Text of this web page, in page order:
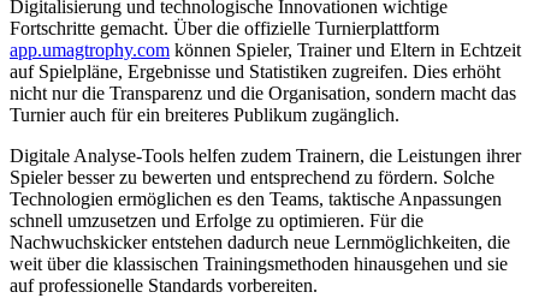
Digitalisierung und technologische Innovationen wichtige
Fortschritte gemacht. Über die offizielle Turnierplattform
app.umagtrophy.com können Spieler, Trainer und Eltern in Echtzeit
auf Spielpläne, Ergebnisse und Statistiken zugreifen. Dies erhöht
nicht nur die Transparenz und die Organisation, sondern macht das
Turnier auch für ein breiteres Publikum zugänglich.
Digitale Analyse-Tools helfen zudem Trainern, die Leistungen ihrer
Spieler besser zu bewerten und entsprechend zu fördern. Solche
Technologien ermöglichen es den Teams, taktische Anpassungen
schnell umzusetzen und Erfolge zu optimieren. Für die
Nachwuchskicker entstehen dadurch neue Lernmöglichkeiten, die
weit über die klassischen Trainingsmethoden hinausgehen und sie
auf professionelle Standards vorbereiten.